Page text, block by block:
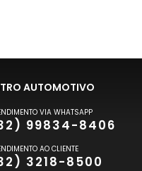
AUTOMOTIVO
VIA WHATSAPP
99834-8406
AO CLIENTE
3218-8500